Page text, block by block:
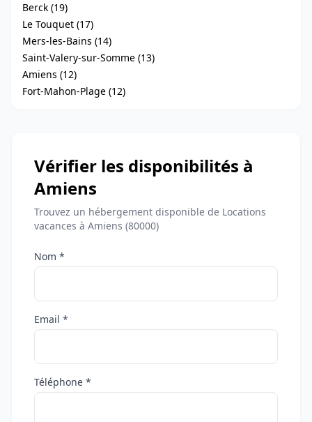
Berck (19)
Le Touquet (17)
Mers-les-Bains (14)
Saint-Valery-sur-Somme (13)
Amiens (12)
Fort-Mahon-Plage (12)
Vérifier les disponibilités à
Amiens
Trouvez un hébergement disponible de Locations
vacances à Amiens (80000)
Nom *
Email *
Téléphone *